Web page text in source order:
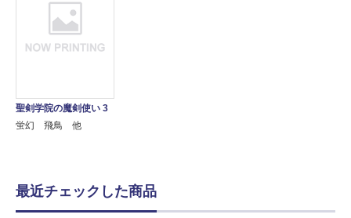
聖剣学院の魔剣使い 3
蛍幻 飛鳥 他
最近チェックした商品